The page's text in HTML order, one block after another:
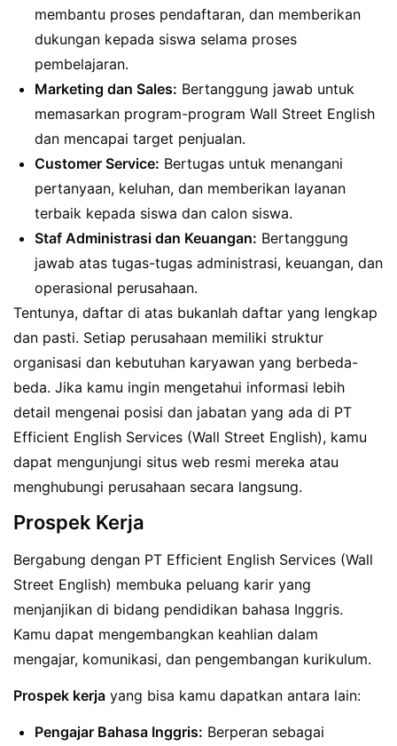
membantu proses pendaftaran, dan memberikan
dukungan kepada siswa selama proses
pembelajaran.
Marketing dan Sales: Bertanggung jawab untuk
memasarkan program-program Wall Street English
dan mencapai target penjualan.
Customer Service: Bertugas untuk menangani
pertanyaan, keluhan, dan memberikan layanan
terbaik kepada siswa dan calon siswa.
Staf Administrasi dan Keuangan: Bertanggung
jawab atas tugas-tugas administrasi, keuangan, dan
operasional perusahaan.
Tentunya, daftar di atas bukanlah daftar yang lengkap
dan pasti. Setiap perusahaan memiliki struktur
organisasi dan kebutuhan karyawan yang berbeda-
beda. Jika kamu ingin mengetahui informasi lebih
detail mengenai posisi dan jabatan yang ada di PT
Efficient English Services (Wall Street English), kamu
dapat mengunjungi situs web resmi mereka atau
menghubungi perusahaan secara langsung.
Prospek Kerja
Bergabung dengan PT Efficient English Services (Wall
Street English) membuka peluang karir yang
menjanjikan di bidang pendidikan bahasa Inggris.
Kamu dapat mengembangkan keahlian dalam
mengajar, komunikasi, dan pengembangan kurikulum.
Prospek kerja yang bisa kamu dapatkan antara lain:
Pengajar Bahasa Inggris: Berperan sebagai